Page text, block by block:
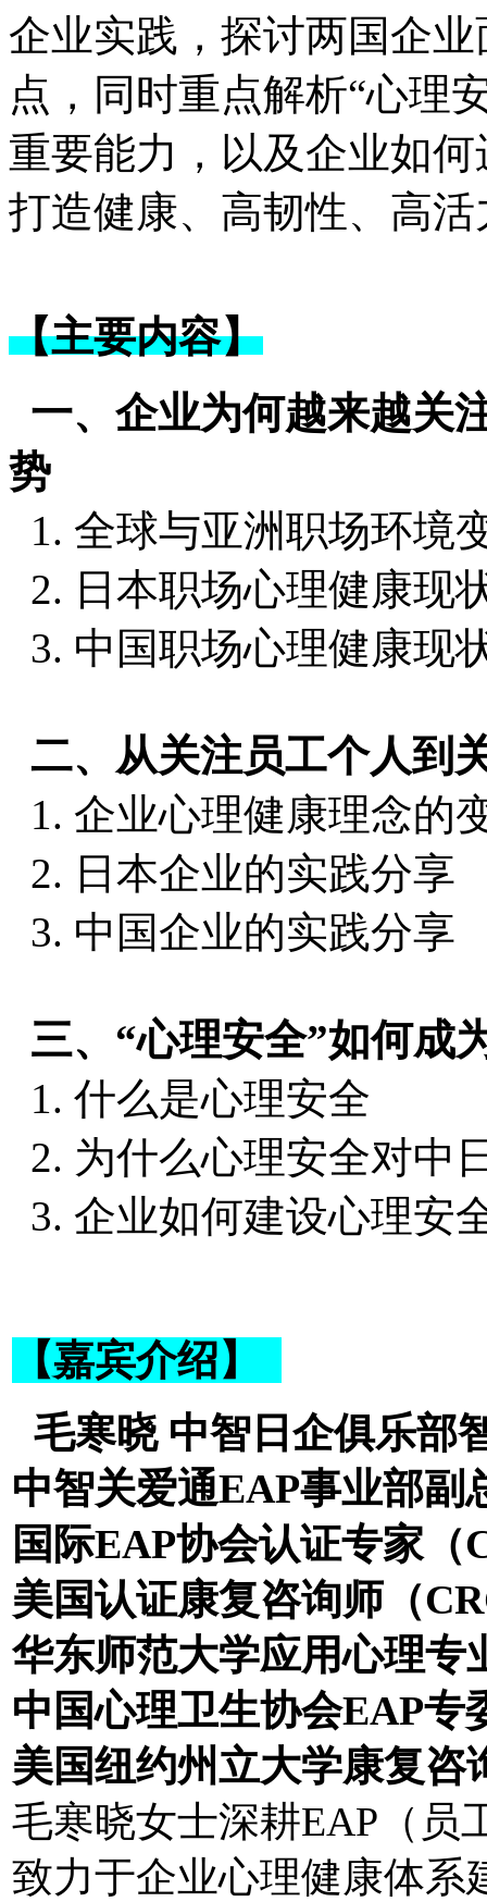
企业实践，探讨两国企
点，同时重点解析“心理
重要能力，以及企业如
打造健康、高韧性、高
【主要内容】
一、企业为何越来越关
势
1. 全球与亚洲职场环境
2. 日本职场心理健康现
3. 中国职场心理健康现
二、从关注员工个人到
1. 企业心理健康理念的
2. 日本企业的实践分享
3. 中国企业的实践分享
三、“心理安全”如何成
1. 什么是心理安全
2. 为什么心理安全对中
3. 企业如何建设心理安
【嘉宾介绍】
毛寒晓 中智日企俱乐部
中智关爱通EAP事业部副
国际EAP协会认证专家（
美国认证康复咨询师（
华东师范大学应用心理专
中国心理卫生协会EAP专
美国纽约州立大学康复咨
毛寒晓女士深耕EAP（员
致力于企业心理健康体系